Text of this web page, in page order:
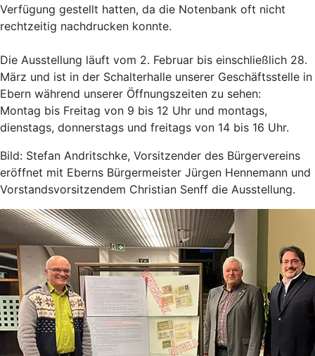
Verfügung gestellt hatten, da die Notenbank oft nicht
rechtzeitig nachdrucken konnte.
Die Ausstellung läuft vom 2. Februar bis einschließlich 28.
März und ist in der Schalterhalle unserer Geschäftsstelle in
Ebern während unserer Öffnungszeiten zu sehen:
Montag bis Freitag von 9 bis 12 Uhr und montags,
dienstags, donnerstags und freitags von 14 bis 16 Uhr.
Bild: Stefan Andritschke, Vorsitzender des Bürgervereins
eröffnet mit Eberns Bürgermeister Jürgen Hennemann und
Vorstandsvorsitzendem Christian Senff die Ausstellung.